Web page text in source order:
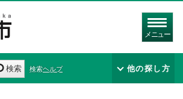
メニュー
検索 検索ヘルプ 他の探し方